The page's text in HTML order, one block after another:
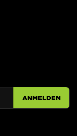
ANMELDEN